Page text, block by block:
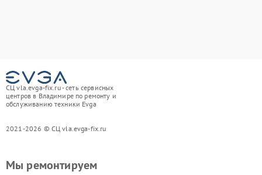
СЦ vla.evga-fix.ru - сеть сервисных
центров в Владимире по ремонту и
обслуживанию техники Evga
2021-2026 © СЦ vla.evga-fix.ru
Мы ремонтируем